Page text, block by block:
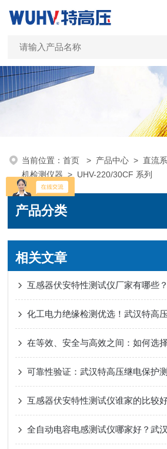
当前位置：首页 > 产品中心 >直流
机检测仪器 > UHV-220/30CF 系列
产品分类
相关文章
互感器伏安特性测试仪厂家有哪些